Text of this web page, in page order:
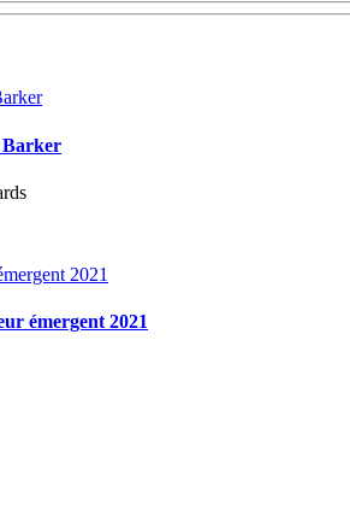
Barker
émergent 2021